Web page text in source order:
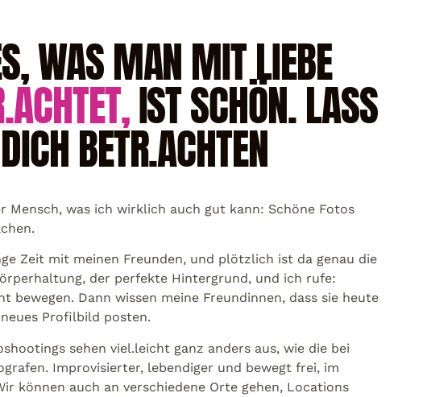
WAS MAN MIT LIEBE
IST SCHÖN. LASS
BETR.ACHTEN
Mensch, was ich wirklich auch gut kann: Schöne Fotos
Zeit mit meinen Freunden, und plötzlich ist da genau die
der perfekte Hintergrund, und ich rufe:
bewegen. Dann wissen meine Freundinnen, dass sie heute
Profilbild posten.
sehen viel.leicht ganz anders aus, wie die bei
Improvisierter, lebendiger und bewegt frei, im
können auch an verschiedene Orte gehen, Locations